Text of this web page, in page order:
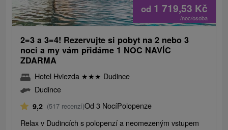
od 1 719,53 Kč
/noc/osoba
2=3 a 3=4! Rezervujte si pobyt na 2 nebo 3
noci a my vám přidáme 1 NOC NAVÍC
ZDARMA
Hotel Hviezda ★★★ Dudince
Dudince
9,2 (517 recenzí)Od 3 NocíPolopenze
Relax v Dudincích s polopenzí a neomezeným vstupem